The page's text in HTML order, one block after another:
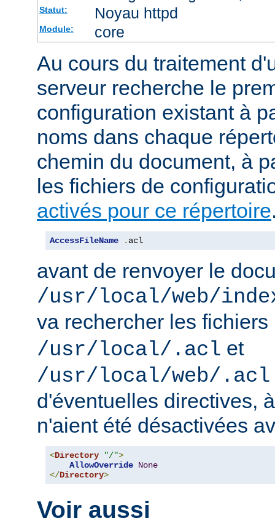
Statut: Noyau httpd
Module: core
Au cours du traitement
serveur recherche le
configuration existant à
noms dans chaque
chemin du document, à
les fichiers de
activés pour ce répertoire
AccessFileName . acl
avant de renvoyer le
/usr/local/web/
va rechercher les fichiers
/usr/local/.acl et
/usr/local/web/.acl
d'éventuelles directives,
n'aient été désactivées
<Directory "/">
AllowOverride None
</Directory>
Voir aussi